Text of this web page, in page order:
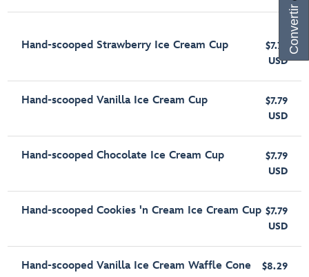
Hand-scooped Strawberry Ice Cream Cup
$7.79
USD
Hand-scooped Vanilla Ice Cream Cup
$7.79
USD
Hand-scooped Chocolate Ice Cream Cup
$7.79
USD
Hand-scooped Cookies 'n Cream Ice Cream Cup $7.79
USD
Hand-scooped Vanilla Ice Cream Waffle Cone
$8.29
Convertir